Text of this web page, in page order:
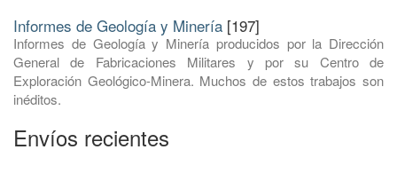
Informes de Geología y Minería [197]
Informes de Geología y Minería producidos por la Dirección
General de Fabricaciones Militares y por su Centro de
Exploración Geológico-Minera. Muchos de estos trabajos son
inéditos.
Envíos recientes